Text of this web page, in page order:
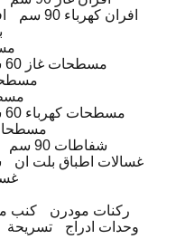
افران كهرباء 90 سم
مسطحات غاز 60 سم
مسطحات كهرباء 60 سم
مسطحات
شفاطات 90 سم
غسالات اطباق بلت ان
كنب
ركنات مودرن
تسريحة
وحدات ادراج